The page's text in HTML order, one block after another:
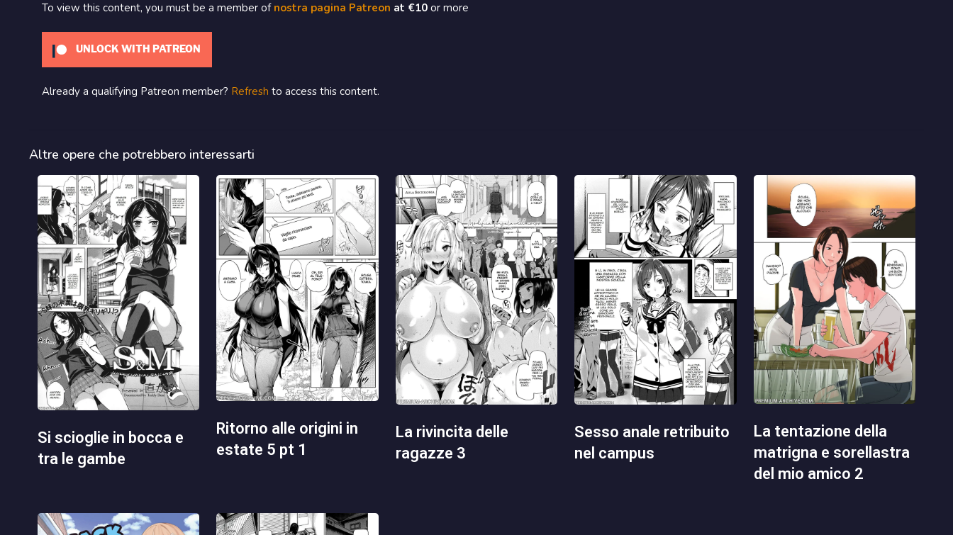
To view this content, you must be a member of nostra pagina Patreon at €10 or more
UNLOCK WITH PATREON
Already a qualifying Patreon member? Refresh to access this content.
Altre opere che potrebbero interessarti
si scioglie in bocca e
tra le gambe
ritorno alle origini in
estate 5 pt 1
la rivincita delle
ragazze 3
sesso anale retribuito
nel campus
la tentazione della
matrigna e sorellastra
del mio amico 2